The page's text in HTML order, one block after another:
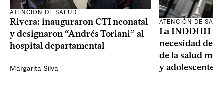
ATENCIÓN DE SALUD
Rivera: inauguraron CTI neonatal
y designaron “Andrés Toriani” al
hospital departamental
Margarita Silva
ATENCIÓN DE
La INDDHH
necesidad de
de la salud
y adolescentes